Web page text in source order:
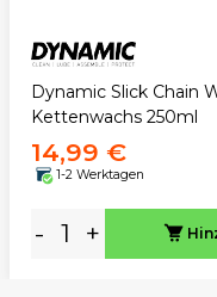
Dynamic Slick Chain
Kettenwachs 250ml
14,99 €
1-2 Werktagen
- +